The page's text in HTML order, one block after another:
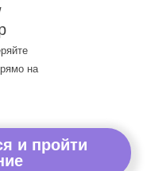
на
и пройти